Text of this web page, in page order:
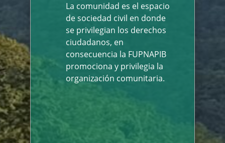
La comunidad es el espacio
de sociedad civil en donde
se privilegian los derechos
ciudadanos, en
consecuencia la FUPNAPIB
promociona y privilegia la
organización comunitaria.